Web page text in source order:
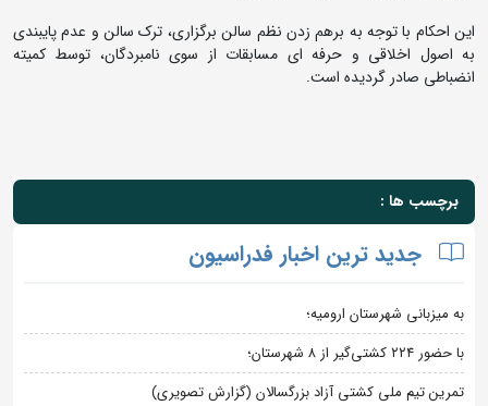
این احکام با توجه به برهم زدن نظم سالن برگزاری، ترک سالن و عدم پایبندی
به اصول اخلاقی و حرفه ای مسابقات از سوی نامبردگان، توسط کمیته
انضباطی صادر گردیده است.
برچسب ها :
جدید ترین اخبار فدراسیون
به میزبانی شهرستان ارومیه؛
با حضور ۲۲۴ کشتی‌گیر از ۸ شهرستان؛
تمرین تیم ملی کشتی آزاد بزرگسالان (گزارش تصویری)